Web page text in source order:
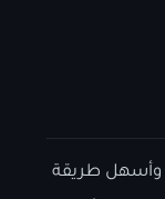
وأسهل طريقة